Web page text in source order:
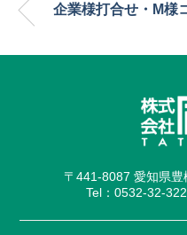
企業様打合せ・M様
〒441-8087 愛知県
Tel：0532-32-